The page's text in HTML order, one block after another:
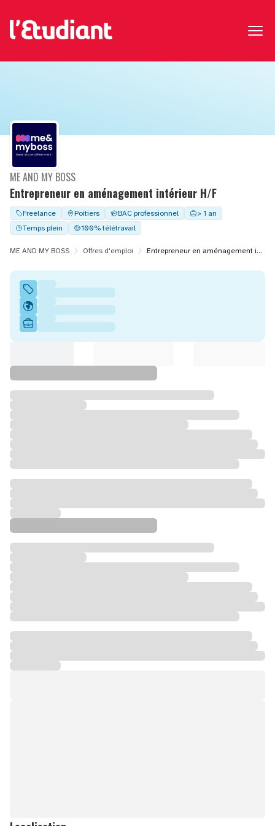
Entrepreneur en aménagement intérieur H/F
ME AND MY BOSS
Freelance Poitiers BAC professionnel
> 1 an
Temps plein
100% télétravail
ME AND MY BOSS Offres d'emploi Entrepreneur en aménagement intérieur H/F